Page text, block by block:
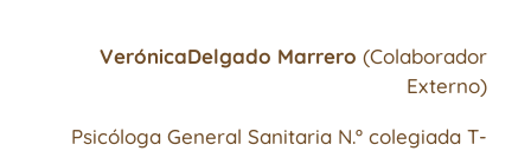
VerónicaDelgado Marrero(Colaborador
Externo)
Psicóloga General Sanitaria N.º colegiada T-